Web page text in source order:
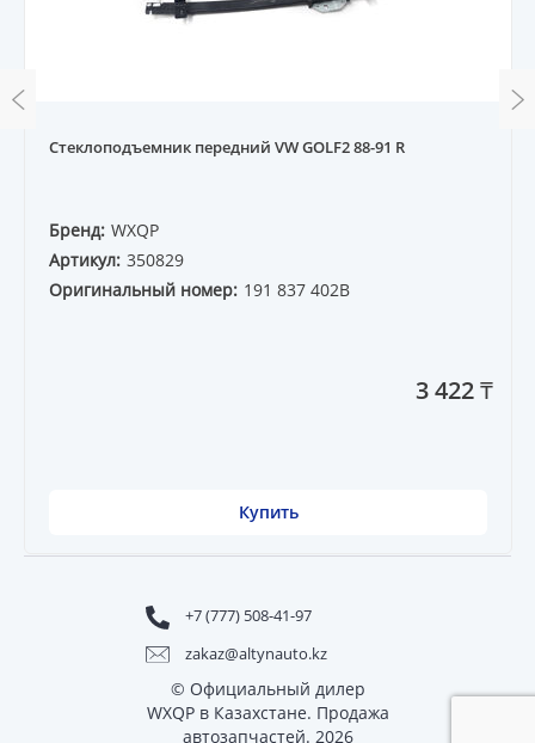
Стеклоподъемник передний VW GOLF2 88-91 R
Бренд: WXQP
Артикул: 350829
Оригинальный номер: 191 837 402B
3 422 ₸
Купить
+7 (777) 508-41-97
zakaz@altynauto.kz
© Официальный дилер
WXQP в Казахстане. Продажа
автозапчастей. 2026